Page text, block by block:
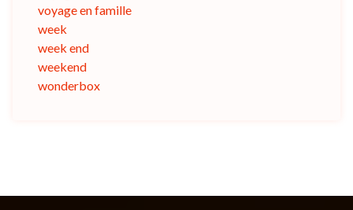
voyage en famille
week
week end
weekend
wonderbox